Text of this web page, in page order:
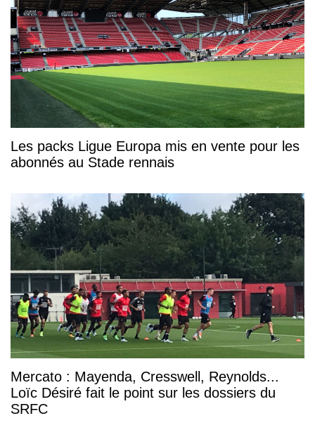
Les packs Ligue Europa mis en vente pour les
abonnés au Stade rennais
Mercato : Mayenda, Cresswell, Reynolds...
Loïc Désiré fait le point sur les dossiers du
SRFC